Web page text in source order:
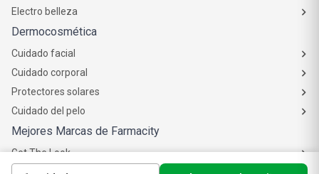
Electro belleza
Dermocosmética
Cuidado facial
Cuidado corporal
Protectores solares
Cuidado del pelo
Mejores Marcas de Farmacity
Get The Look